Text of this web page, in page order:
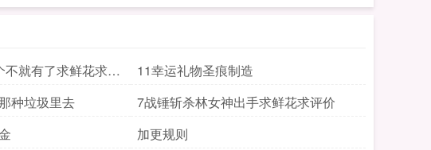
不就有了求鲜花求评
11幸运礼物圣痕制造
种垃圾里去
7战锤斩杀林女神出手求鲜花求评价
加更规则